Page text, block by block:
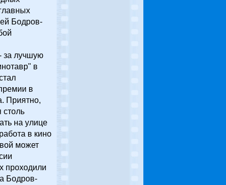
Бодров-
за лучшую
в
в
Приятно,
столь
на улице
в кино
может
проходили
Бодров-